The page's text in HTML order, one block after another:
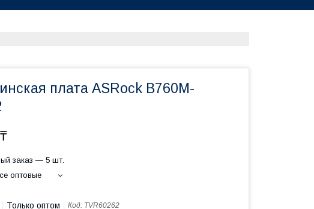
плата ASRock B760M-
заказ — 5 шт.
оптовые
Только оптом Код: TVR60262